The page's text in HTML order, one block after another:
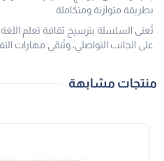
بطريقة متوازنة ومتكاملة.
تُعنى السلسلة بترسيخ ثقافة تعلم اللغة
على الجانب التواصلي، وتُنمّي مهارات
منتجات مشابهة